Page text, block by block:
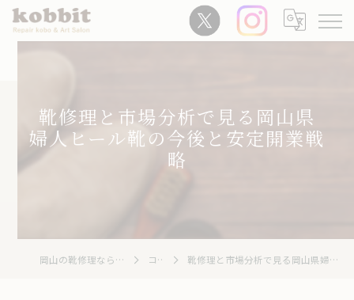
靴修理と市場分析で見る岡山県
婦人ヒール靴の今後と安定開業戦
略
岡山の靴修理ならRepair Kobo kobbit コラム 靴修理と市場分析で見る岡山県婦人ヒール靴の今後と安定開業戦略